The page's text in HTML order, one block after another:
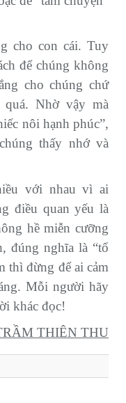
cho con cái. Tuy
để chúng không
cho chúng chứ
quá. Nhờ vậy mà
nôi hạnh phúc”,
thấy nhớ và
với nhau vì ai
điều quan yếu là
hề miễn cưỡng
đúng nghĩa là “tổ
thì đừng để ai cảm
Mỗi người hãy
khác đọc!
THIÊN THU